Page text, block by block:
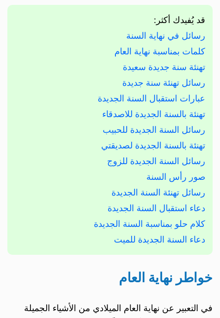
قد يُفيدك أكثر:
رسائل في نهاية السنة
كلمات بمناسبة نهاية العام
تهنئة سنة جديدة سعيدة
رسائل تهنئة سنة جديدة
عبارات استقبال السنة الجديدة
تهنئة بالسنة الجديدة للاصدقاء
رسائل السنة الجديدة للحبيب
تهنئة بالسنة الجديدة لصديقتي
رسائل السنة الجديدة للزوج
صور رأس السنة
رسائل تهنئة السنة الجديدة
دعاء استقبال السنة الجديدة
كلام حلو بمناسبة السنة الجديدة
دعاء السنة الجديدة للميت
خواطر نهاية العام
في التعبير عن نهاية العام الميلادي من الأشياء الجميلة